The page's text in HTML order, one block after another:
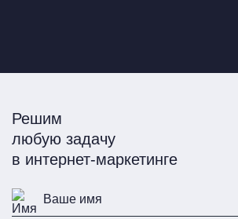
Решим
любую задачу
в интернет-маркетинге